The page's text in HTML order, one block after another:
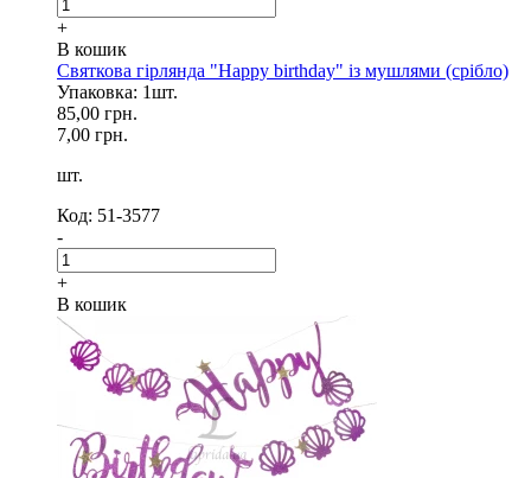
+
В кошик
Святкова гірлянда "Happy birthday" із мушлями (срібло)
Упаковка: 1шт.
85,00 грн.
7,00 грн.
шт.
Код: 51-3577
-
+
В кошик